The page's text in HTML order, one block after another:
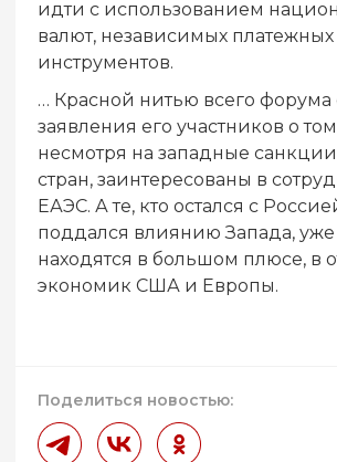
идти с использованием
валют, независимых платежных
инструментов.
… Красной нитью всего форума
заявления его участников о
несмотря на западные
стран, заинтересованы в
ЕАЭС. А те, кто остался с
поддался влиянию Запада, уже
находятся в большом плюсе, в
экономик США и Европы.
Поделиться новостью: